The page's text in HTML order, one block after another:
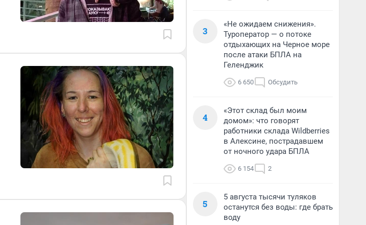
3
«Не ожидаем снижения».
Туроператор — о потоке
отдыхающих на Черное море
после атаки БПЛА на
Геленджик
6 650 Обсудить
4
«Этот склад был моим
домом»: что говорят
работники склада Wildberries
в Алексине, пострадавшем
от ночного удара БПЛА
6 154 2
5
5 августа тысячи туляков
останутся без воды: где брать
воду